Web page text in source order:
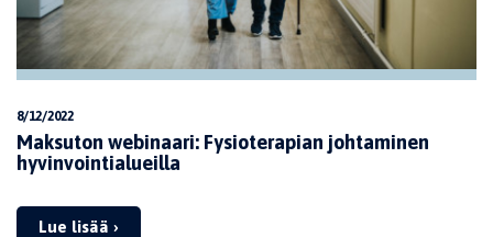
8/12/2022
Maksuton webinaari: Fysioterapian johtaminen
hyvinvointialueilla
Lue lisää ›